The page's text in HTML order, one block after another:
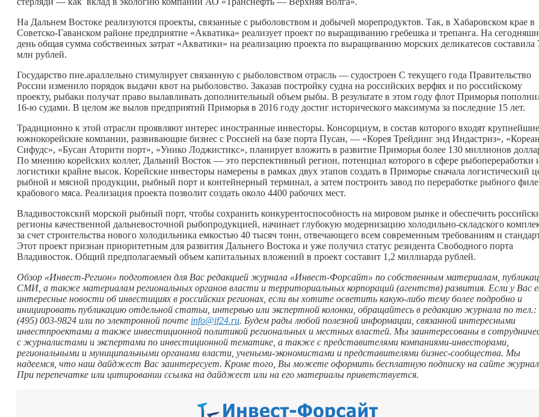
На Дальнем Востоке реализуются проекты, связанные с рыболовством и добычей морепродуктов. Так, в Хабаровском крае в
Советско-Гаванском районе предприятие «Акватика» реализует проект по выращиванию гребешка и трепанга. На
день общая сумма собственных затрат «Акватики» на реализацию проекта по выращиванию морских деликатесов составила
млн рублей.
Государство пие.араллельно стимулирует связанную с рыболовством отрасль — судостроен С текущего года Правительство
России изменило порядок выдачи квот на рыболовство. Заказав постройку судна на российских верфях и по российскому
проекту, рыбаки получат право вылавливать дополнительный объем рыбы. В результате в этом году флот Приморья
16-ю судами. В целом же вылов предприятий Приморья в 2016 году достиг исторического максимума за последние 15 лет.
Традиционно к этой отрасли проявляют интерес иностранные инвесторы. Консорциум, в состав которого входят крупнейшие
южнокорейские компании, развивающие бизнес с Россией на базе порта Пусан, — «Корея Трейдинг энд Индастриз», «Кореан
Сифудс», «Бусан Аторити порт», «Унико Лоджистикс», планирует вложить в развитие Приморья более 130 миллионов
По мнению корейских коллег, Дальний Восток — это перспективный регион, потенциал которого в сфере рыбопереработки
логистики крайне высок. Корейские инвесторы намерены в рамках двух этапов создать в Приморье сначала логистический
рыбной и мясной продукции, рыбный порт и контейнерный терминал, а затем построить завод по переработке рыбного
крабового мяса. Реализация проекта позволит создать около 4400 рабочих мест.
Владивостокский морской рыбный порт, чтобы сохранить конкурентоспособность на мировом рынке и обеспечить
регионы качественной дальневосточной рыбопродукцией, начинает глубокую модернизацию холодильно-складского
за счет строительства нового холодильника емкостью 40 тысяч тонн, отвечающего всем современным требованиям и
Этот проект признан приоритетным для развития Дальнего Востока и уже получил статус резидента Свободного порта
Владивосток. Общий предполагаемый объем капитальных вложений в проект составит 1,2 миллиарда рублей.
Обзор «Инвест-Регион» подготовлен для Вас редакцией журнала «Инвест-Форсайт» по собственным материалам,
СМИ, а также материалам региональных органов власти и территориальных корпораций (агентств) развития. Если у Вас
интересные новости об инвестициях в российских регионах, если вы хотите осветить какую-либо тему более подробно и
инициировать публикацию отдельной статьи, интервью или экспертной колонки, обращайтесь в редакцию журнала по
(495) 003-9824 или по электронной почте info@if24.ru. Будем рады любой полезной информации, связанной интересными
инвестпроектами а также инвестиционной политикой региональных и местных властей. Мы заинтересованы в
с журналистами и экспертами по инвестиционной тематике, а также с представителями компаниями-инвесторами,
региональными и муниципальными органами власти, учеными-экономистами и представителями бизнес-сообщества. Мы
надеемся, что наш дайджест Вас заинтересует. Кроме того, Вы можете оформить бесплатную подписку на сайте
При перепечатке или цитировании ссылка на дайджест или на его материалы приветствуется.